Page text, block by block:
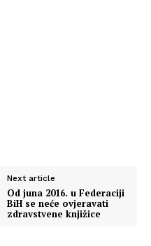
Next article
Od juna 2016. u Federaciji
BiH se neće ovjeravati
zdravstvene knjižice